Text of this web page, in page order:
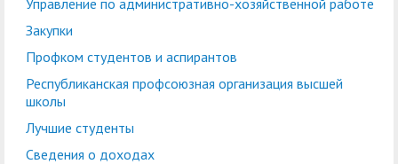
Международная
деятельность
Управление по
административно-
Закупки
Центр тестирования
иностранных граждан
по русскому языку
Центр развития
компетенций
Управление по административно-хозяйственной работе
Закупки
Профком студентов и аспирантов
Республиканская профсоюзная организация высшей
школы
Лучшие студенты
Сведения о доходах